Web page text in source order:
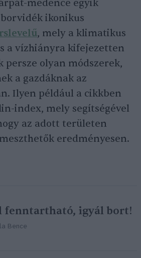
medence egyik
ikonikus
, mely a klimatikus
a vízhiányra kifejezetten
persze olyan módszerek,
a gazdáknak az
Ilyen például a cikkben
index, mely segítségével
az adott területen
eredményesen.
fenntartható, igyál bort!
Bence